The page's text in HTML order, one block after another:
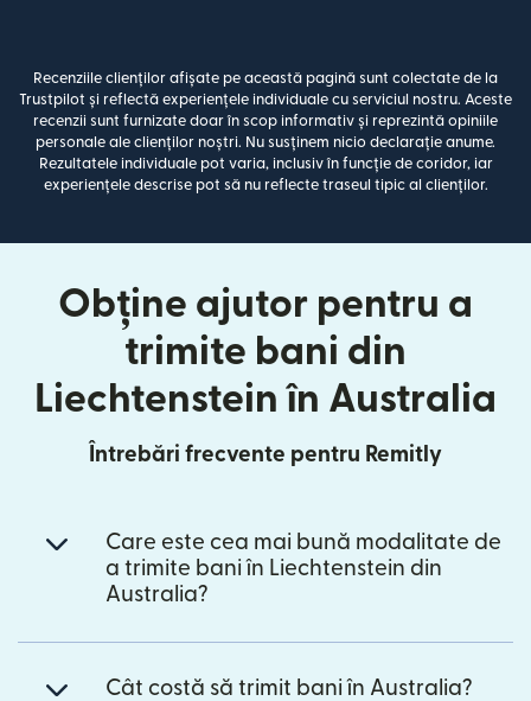
Recenziile clienților afișate pe această pagină sunt colectate de la
Trustpilot și reflectă experiențele individuale cu serviciul nostru. Aceste
recenzii sunt furnizate doar în scop informativ și reprezintă opiniile
personale ale clienților noștri. Nu susținem nicio declarație anume.
Rezultatele individuale pot varia, inclusiv în funcție de coridor, iar
experiențele descrise pot să nu reflecte traseul tipic al clienților.
Obține ajutor pentru a
trimite bani din
Liechtenstein în Australia
Întrebări frecvente pentru Remitly
Care este cea mai bună modalitate de
a trimite bani în Liechtenstein din
Australia?
Cât costă să trimit bani în Australia?